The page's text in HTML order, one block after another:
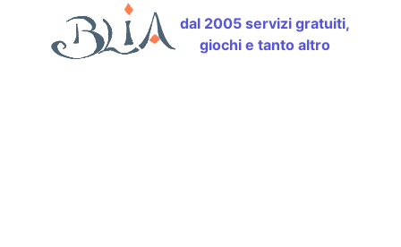
dal 2005 servizi gratuiti,
giochi e tanto altro